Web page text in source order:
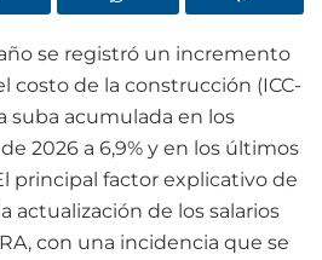
se registró un incremento
costo de la construcción (ICC-
suba acumulada en los
2026 a 6,9% y en los últimos
principal factor explicativo de
actualización de los salarios
con una incidencia que se